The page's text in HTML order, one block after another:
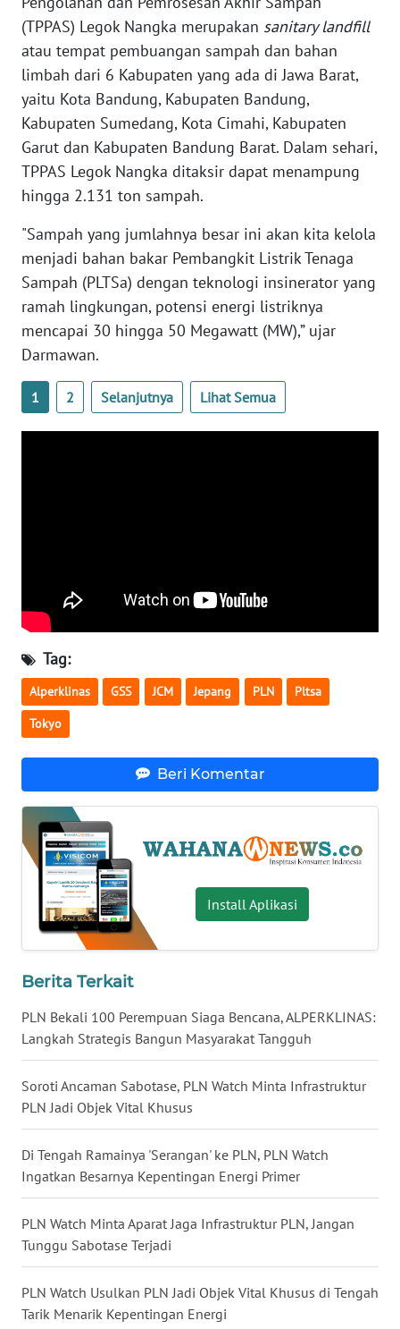
(TPPAS) Legok Nangka merupakan sanitary landfill
atau tempat pembuangan sampah dan bahan
limbah dari 6 Kabupaten yang ada di Jawa Barat,
yaitu Kota Bandung, Kabupaten Bandung,
Kabupaten Sumedang, Kota Cimahi, Kabupaten
Garut dan Kabupaten Bandung Barat. Dalam sehari,
TPPAS Legok Nangka ditaksir dapat menampung
hingga 2.131 ton sampah.
"Sampah yang jumlahnya besar ini akan kita kelola
menjadi bahan bakar Pembangkit Listrik Tenaga
Sampah (PLTSa) dengan teknologi insinerator yang
ramah lingkungan, potensi energi listriknya
mencapai 30 hingga 50 Megawatt (MW),” ujar
Darmawan.
1 2 Selanjutnya Lihat Semua
Tag:
Alperklinas GSS JCM Jepang PLN Pltsa
Tokyo
Beri Komentar
Install Aplikasi
Berita Terkait
PLN Bekali 100 Perempuan Siaga Bencana, ALPERKLINAS:
Langkah Strategis Bangun Masyarakat Tangguh
Soroti Ancaman Sabotase, PLN Watch Minta Infrastruktur
PLN Jadi Objek Vital Khusus
Di Tengah Ramainya 'Serangan' ke PLN, PLN Watch
Ingatkan Besarnya Kepentingan Energi Primer
PLN Watch Minta Aparat Jaga Infrastruktur PLN, Jangan
Tunggu Sabotase Terjadi
PLN Watch Usulkan PLN Jadi Objek Vital Khusus di Tengah
Tarik Menarik Kepentingan Energi
WN
NUSANTARA
JOGJA
WN
JATIM
BALI
WN
KALBAR
WN
WN
SULSEL
WN
GORONTALO
MALUKU
WN
MALUT
WN
WN
DANAU
WN
WN
LANGKAT
WN
TAPANULI
SELATAN
WN